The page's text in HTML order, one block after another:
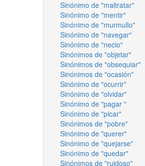
Sinónimo de "maltratar"
Sinónimo de "mentir"
Sinónimo de "murmullo"
Sinónimo de "navegar"
Sinónimo de "necio"
Sinónimos de "objetar"
Sinónimos de "obsequiar"
Sinónimos de "ocasión"
Sinónimo de "ocurrir"
Sinónimo de "olvidar"
Sinónimo de "pagar "
Sinónimo de "picar"
Sinónimos de "pobre"
Sinónimo de "querer"
Sinónimo de "quejarse"
Sinónimo de "quedar"
Sinónimos de "ruidoso"